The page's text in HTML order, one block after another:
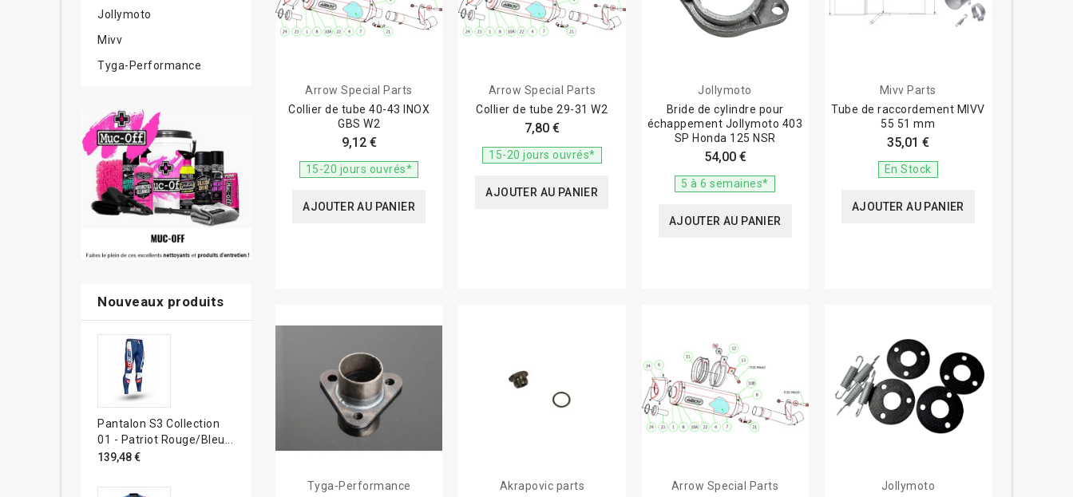
Jollymoto
Mivv
Tyga-Performance
Nouveaux produits
Pantalon S3 Collection
01 - Patriot Rouge/bleu...
139,48 €
Arrow Special Parts
Collier de tube 40-43 INOX
GBS W2
9,12 €
15-20 jours ouvrés*
AJOUTER AU PANIER
Arrow Special Parts
Collier de tube 29-31 W2
7,80 €
15-20 jours ouvrés*
AJOUTER AU PANIER
Jollymoto
Bride de cylindre pour
échappement Jollymoto 403
SP Honda 125 NSR
54,00 €
5 à 6 semaines*
AJOUTER AU PANIER
Mivv Parts
Tube de raccordement MIVV
55 51 mm
35,01 €
En Stock
AJOUTER AU PANIER
Tyga-Performance
Akrapovic parts
Arrow Special Parts
Jollymoto